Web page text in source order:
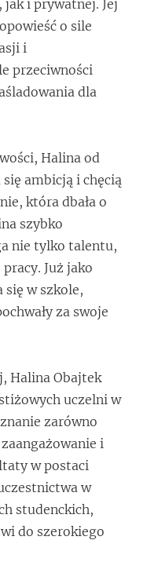
i prywatnej. Jej
o sile
i
przeciwności
dla
Halina od
się ambicją i chęcią
która dbała o
szybko
nie tylko talentu,
Już jako
się w szkole,
za swoje
Halina Obajtek
uczelni w
zarówno
i
w postaci
w
studenckich,
do szerokiego